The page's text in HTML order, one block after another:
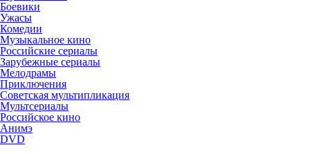
Боевики
Ужасы
Комедии
Музыкальное кино
Российские сериалы
Зарубежные сериалы
Мелодрамы
Приключения
Советская мультипликация
Мультсериалы
Российское кино
Анимэ
DVD